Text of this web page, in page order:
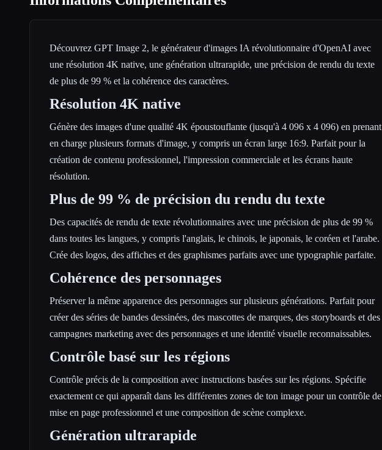
Découvrez GPT Image 2, le générateur d'images IA révolutionnaire d'OpenAI avec
une résolution 4K native, une génération ultrarapide, une précision de rendu du texte
de plus de 99 % et la cohérence des caractères.
Résolution 4K native
Génère des images d'une qualité 4K époustouflante (jusqu'à 4 096 x 4 096) en prenant
en charge plusieurs formats d'image, y compris un écran large 16:9. Parfait pour la
création de contenu professionnel, l'impression commerciale et les écrans haute
résolution.
Plus de 99 % de précision du rendu du texte
Des capacités de rendu de texte révolutionnaires avec une précision de plus de 99 %
dans toutes les langues, y compris l'anglais, le chinois, le japonais, le coréen et l'arabe.
Crée des logos, des affiches et des graphismes parfaits avec une typographie parfaite.
Cohérence des personnages
Préserver la même apparence des personnages sur plusieurs générations. Parfait pour
créer des séries de bandes dessinées, des mascottes de marques, des storyboards et des
campagnes marketing avec des personnages et une identité visuelle reconnaissables.
Contrôle basé sur les régions
Contrôle précis de la composition avec instructions basées sur les régions. Spécifie
exactement ce qui apparaît dans les différentes zones de ton image pour un contrôle de
mise en page professionnel et une composition de scène complexe.
Génération ultrarapide